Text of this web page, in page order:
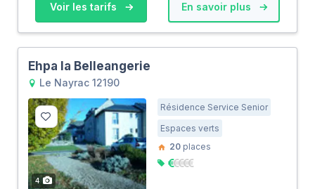
Voir les tarifs En savoir plus
Ehpa la Belleangerie
Le Nayrac 12190
4
Résidence Service Senior
Espaces verts
20 places